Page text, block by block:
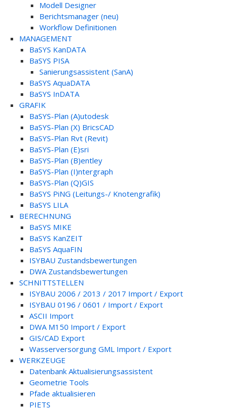
Modell Designer
Berichtsmanager (neu)
Workflow Definitionen
MANAGEMENT
BaSYS KanDATA
BaSYS PISA
Sanierungsassistent (SanA)
BaSYS AquaDATA
BaSYS InDATA
GRAFIK
BaSYS-Plan (A)utodesk
BaSYS-Plan (X) BricsCAD
BaSYS-Plan Rvt (Revit)
BaSYS-Plan (E)sri
BaSYS-Plan (B)entley
BaSYS-Plan (I)ntergraph
BaSYS-Plan (Q)GIS
BaSYS PiNG (Leitungs-/ Knotengrafik)
BaSYS LILA
BERECHNUNG
BaSYS MIKE
BaSYS KanZEIT
BaSYS AquaFIN
ISYBAU Zustandsbewertungen
DWA Zustandsbewertungen
SCHNITTSTELLEN
ISYBAU 2006 / 2013 / 2017 Import / Export
ISYBAU 0196 / 0601 / Import / Export
ASCII Import
DWA M150 Import / Export
GIS/CAD Export
Wasserversorgung GML Import / Export
WERKZEUGE
Datenbank Aktualisierungsassistent
Geometrie Tools
Pfade aktualisieren
PIETS